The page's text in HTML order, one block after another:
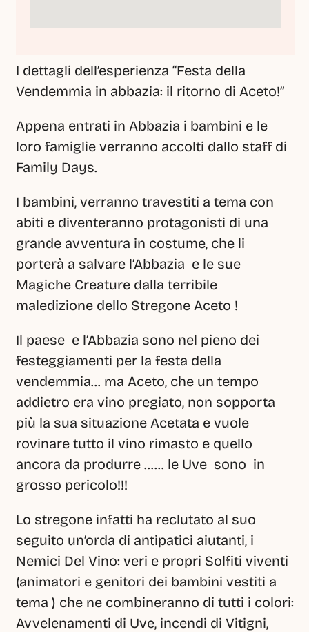
I dettagli dell’esperienza “Festa della
Vendemmia in abbazia: il ritorno di Aceto!”
Appena entrati in Abbazia i bambini e le
loro famiglie verranno accolti dallo staff di
Family Days.
I bambini, verranno travestiti a tema con
abiti e diventeranno protagonisti di una
grande avventura in costume, che li
porterà a salvare l’Abbazia  e le sue
Magiche Creature dalla terribile
maledizione dello Stregone Aceto !
Il paese  e l’Abbazia sono nel pieno dei
festeggiamenti per la festa della
vendemmia… ma Aceto, che un tempo
addietro era vino pregiato, non sopporta
più la sua situazione Acetata e vuole
rovinare tutto il vino rimasto e quello
ancora da produrre …… le Uve  sono  in
grosso pericolo!!!
Lo stregone infatti ha reclutato al suo
seguito un’orda di antipatici aiutanti, i
Nemici Del Vino: veri e propri Solfiti viventi
(animatori e genitori dei bambini vestiti a
tema ) che ne combineranno di tutti i colori:
Avvelenamenti di Uve, incendi di Vitigni,